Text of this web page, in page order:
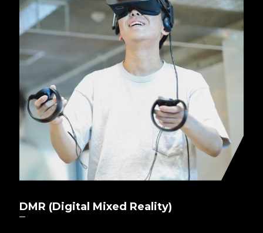
DMR (Digital Mixed Reality)